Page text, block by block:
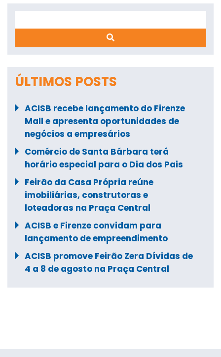
ÚLTIMOS POSTS
ACISB recebe lançamento do Firenze
Mall e apresenta oportunidades de
negócios a empresários
Comércio de Santa Bárbara terá
horário especial para o Dia dos Pais
Feirão da Casa Própria reúne
imobiliárias, construtoras e
loteadoras na Praça Central
ACISB e Firenze convidam para
lançamento de empreendimento
ACISB promove Feirão Zera Dívidas de
4 a 8 de agosto na Praça Central